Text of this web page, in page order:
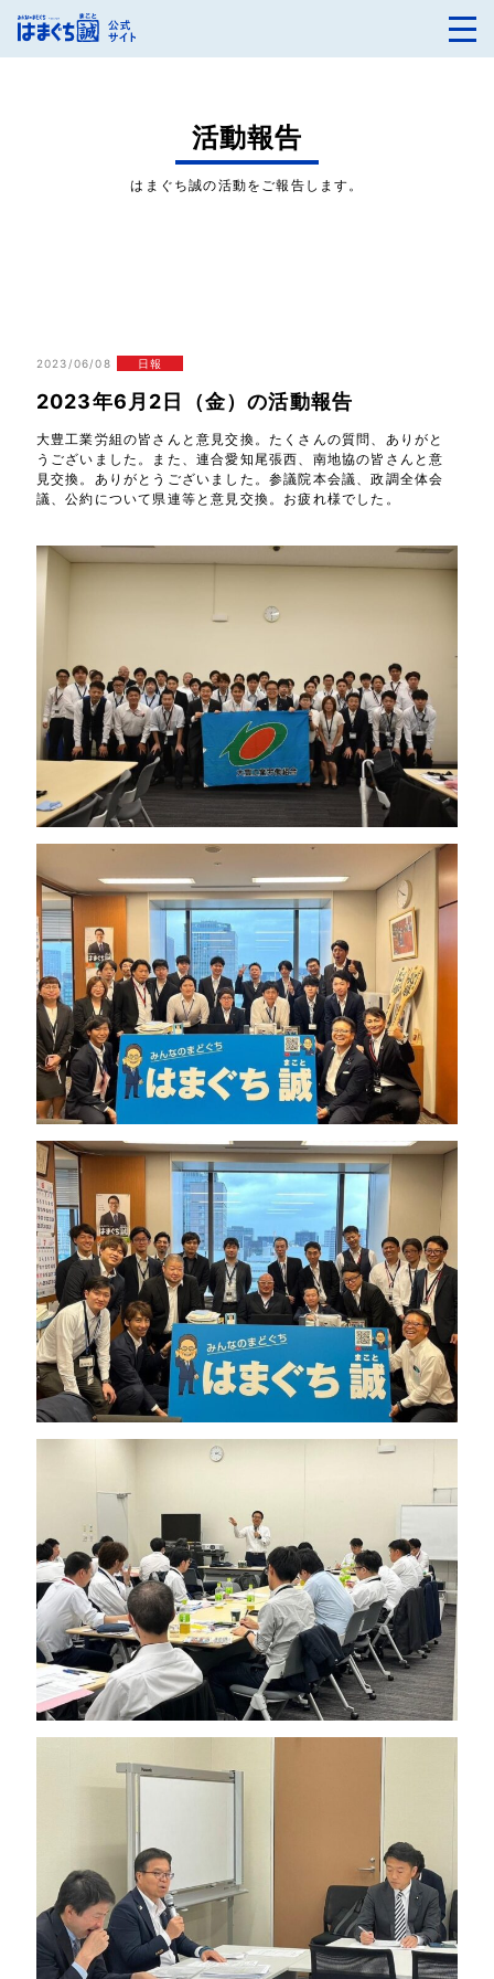
活動報告
はまぐち誠の活動をご報告します。
2023/06/08 日報
2023年6月2日（金）の活動報告
大豊工業労組の皆さんと意見交換。たくさんの質問、ありがと
うございました。また、連合愛知尾張西、南地協の皆さんと意
見交換。ありがとうございました。参議院本会議、政調全体会
議、公約について県連等と意見交換。お疲れ様でした。